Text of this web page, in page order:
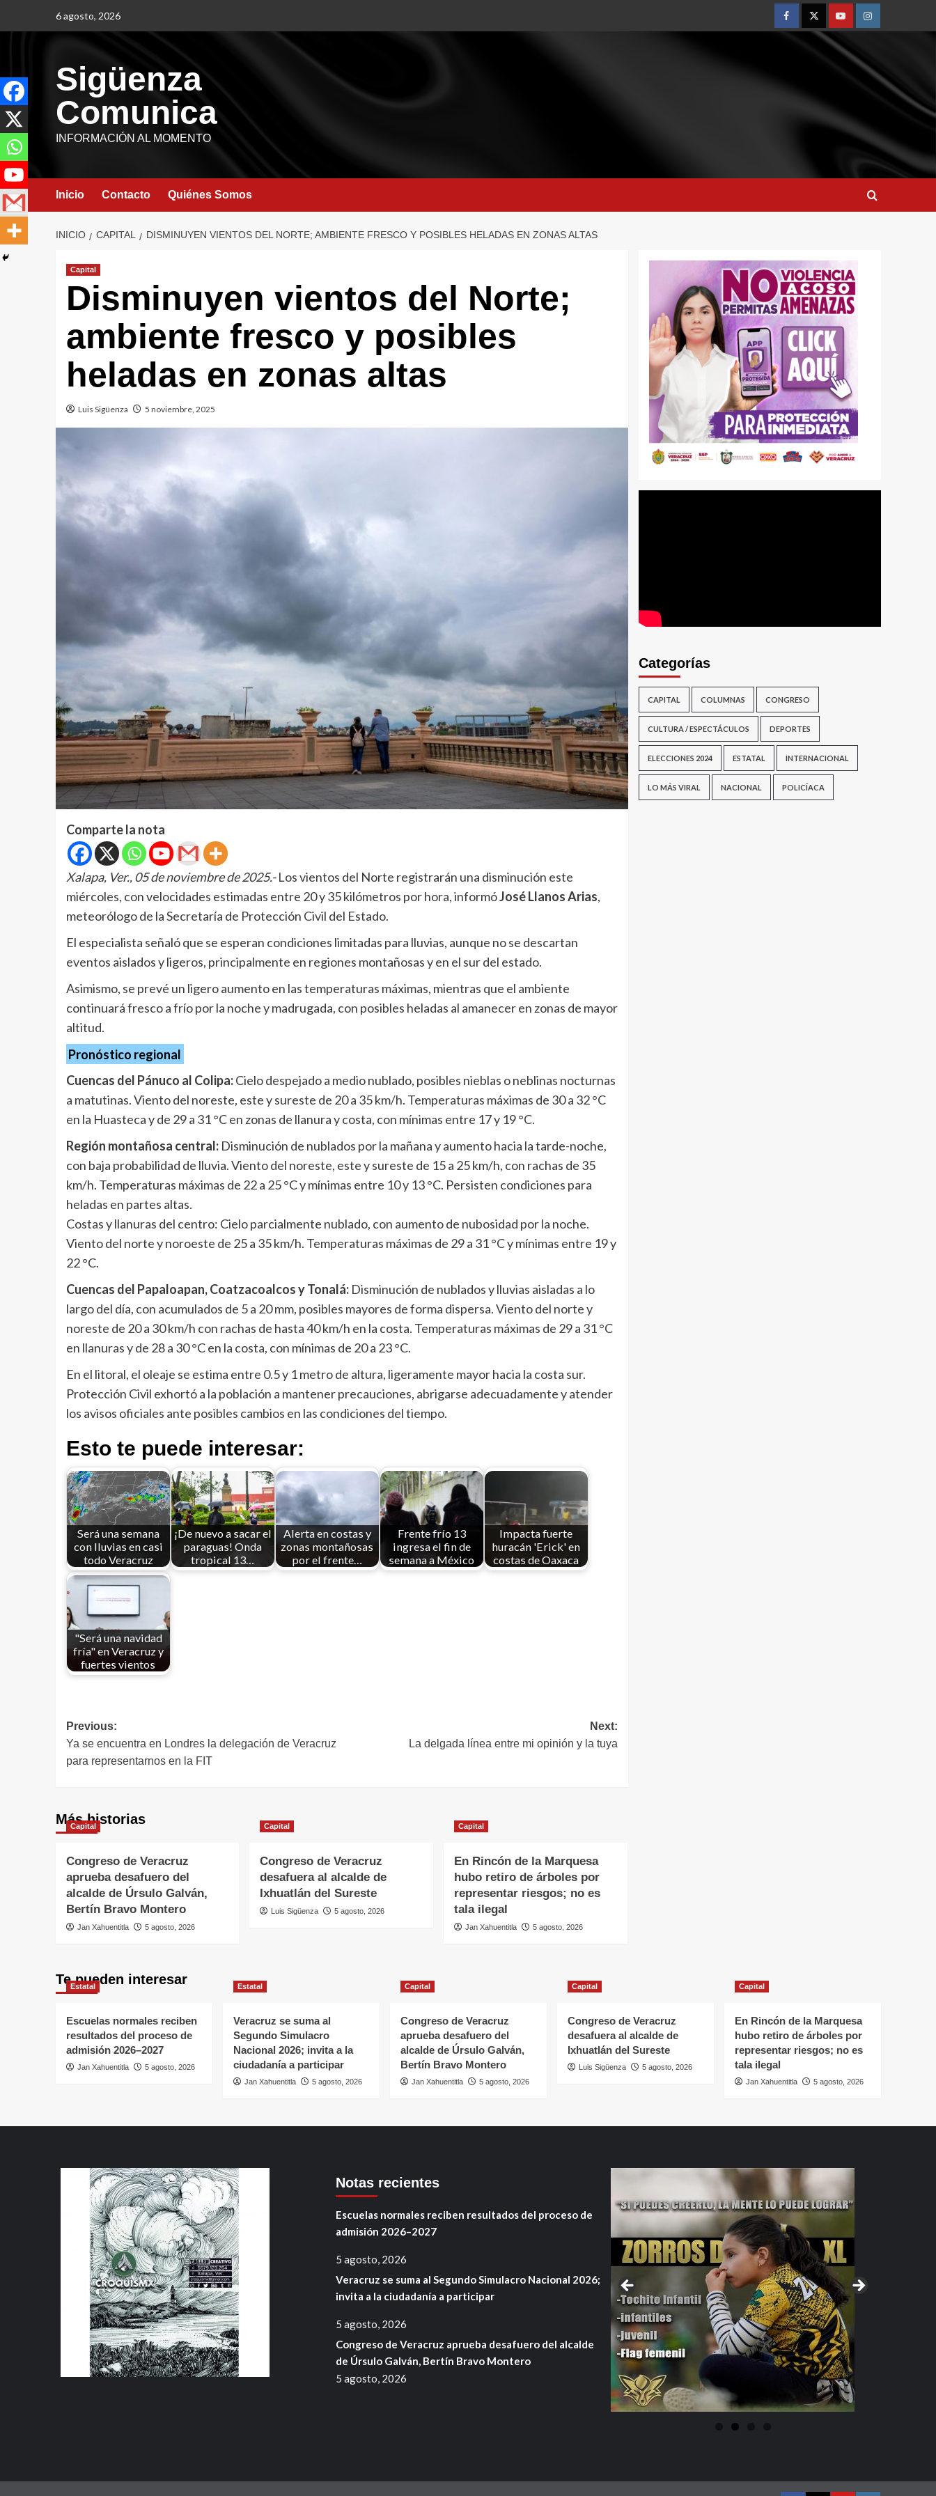
6 agosto, 2026
Sigüenza
Comunica
INFORMACIÓN AL MOMENTO
Inicio Contacto Quiénes Somos
INICIO CAPITAL DISMINUYEN VIENTOS DEL NORTE; AMBIENTE FRESCO Y POSIBLES HELADAS EN ZONAS ALTAS
Capital
Disminuyen vientos del Norte;
ambiente fresco y posibles
heladas en zonas altas
Luis Sigüenza 5 noviembre, 2025
Comparte la nota
Xalapa, Ver., 05 de noviembre de 2025.-Los vientos del Norte registrarán una disminución este
miércoles, con velocidades estimadas entre 20 y 35 kilómetros por hora, informóJosé Llanos Arias,
meteorólogo de la Secretaría de Protección Civil del Estado.
El especialista señaló que se esperan condiciones limitadas para lluvias, aunque no se descartan
eventos aislados y ligeros, principalmente en regiones montañosas y en el sur del estado.
Asimismo, se prevé un ligero aumento en las temperaturas máximas, mientras que el ambiente
continuará fresco a frío por la noche y madrugada, con posibles heladas al amanecer en zonas de mayor
altitud.
Pronóstico regional
Cuencas del Pánuco al Colipa:Cielo despejado a medio nublado, posibles nieblas o neblinas nocturnas
a matutinas. Viento del noreste, este y sureste de 20 a 35 km/h. Temperaturas máximas de 30 a 32 °C
en la Huasteca y de 29 a 31 °C en zonas de llanura y costa, con mínimas entre 17 y 19 °C.
Región montañosa central:Disminución de nublados por la mañana y aumento hacia la tarde-noche,
con baja probabilidad de lluvia. Viento del noreste, este y sureste de 15 a 25 km/h, con rachas de 35
km/h. Temperaturas máximas de 22 a 25 °C y mínimas entre 10 y 13 °C. Persisten condiciones para
heladas en partes altas.
Costas y llanuras del centro: Cielo parcialmente nublado, con aumento de nubosidad por la noche.
Viento del norte y noroeste de 25 a 35 km/h. Temperaturas máximas de 29 a 31 °C y mínimas entre 19 y
22 °C.
Cuencas del Papaloapan, Coatzacoalcos y Tonalá:Disminución de nublados y lluvias aisladas a lo
largo del día, con acumulados de 5 a 20 mm, posibles mayores de forma dispersa. Viento del norte y
noreste de 20 a 30 km/h con rachas de hasta 40 km/h en la costa. Temperaturas máximas de 29 a 31 °C
en llanuras y de 28 a 30 °C en la costa, con mínimas de 20 a 23 °C.
En el litoral, el oleaje se estima entre 0.5 y 1 metro de altura, ligeramente mayor hacia la costa sur.
Protección Civil exhortó a la población a mantener precauciones, abrigarse adecuadamente y atender
los avisos oficiales ante posibles cambios en las condiciones del tiempo.
Esto te puede interesar:
Será una semana
con lluvias en casi
todo Veracruz
¡De nuevo a sacar el
paraguas! Onda
tropical 13…
Alerta en costas y
zonas montañosas
por el frente…
Frente frío 13
ingresa el fin de
semana a México
Impacta fuerte
huracán 'Erick' en
costas de Oaxaca
"Será una navidad
fría" en Veracruz y
fuertes vientos
Previous:
Ya se encuentra en Londres la delegación de Veracruz
para representarnos en la FIT
Next:
La delgada línea entre mi opinión y la tuya
Más historias
Capital
Congreso de Veracruz
aprueba desafuero del
alcalde de Úrsulo Galván,
Bertín Bravo Montero
Jan Xahuentitla 5 agosto, 2026
Capital
Congreso de Veracruz
desafuera al alcalde de
Ixhuatlán del Sureste
Luis Sigüenza 5 agosto, 2026
Capital
En Rincón de la Marquesa
hubo retiro de árboles por
representar riesgos; no es
tala ilegal
Jan Xahuentitla 5 agosto, 2026
Categorías
CAPITAL COLUMNAS CONGRESO
CULTURA / ESPECTÁCULOS DEPORTES
ELECCIONES 2024 ESTATAL INTERNACIONAL
LO MÁS VIRAL NACIONAL POLICÍACA
Te pueden interesar
Estatal
Escuelas normales reciben
resultados del proceso de
admisión 2026–2027
Jan Xahuentitla 5 agosto, 2026
Estatal
Veracruz se suma al
Segundo Simulacro
Nacional 2026; invita a la
ciudadanía a participar
Jan Xahuentitla 5 agosto, 2026
Capital
Congreso de Veracruz
aprueba desafuero del
alcalde de Úrsulo Galván,
Bertín Bravo Montero
Jan Xahuentitla 5 agosto, 2026
Capital
Congreso de Veracruz
desafuera al alcalde de
Ixhuatlán del Sureste
Luis Sigüenza 5 agosto, 2026
Capital
En Rincón de la Marquesa
hubo retiro de árboles por
representar riesgos; no es
tala ilegal
Jan Xahuentitla 5 agosto, 2026
Notas recientes
Escuelas normales reciben resultados del proceso de
admisión 2026–2027
5 agosto, 2026
Veracruz se suma al Segundo Simulacro Nacional 2026;
invita a la ciudadanía a participar
5 agosto, 2026
Congreso de Veracruz aprueba desafuero del alcalde
de Úrsulo Galván, Bertín Bravo Montero
5 agosto, 2026